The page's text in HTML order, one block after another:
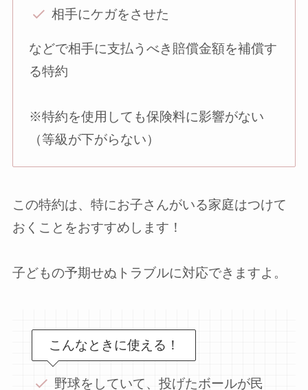
相手にケガをさせた
などで相手に支払うべき賠償金額を補償す
る特約
※特約を使用しても保険料に影響がない
（等級が下がらない）
この特約は、 特にお子さんがいる家庭はつけて
おくことをおすすめします！
子どもの予期せぬトラブルに対応できますよ。
こんなときに使える！
野球をしていて、投げたボールが民